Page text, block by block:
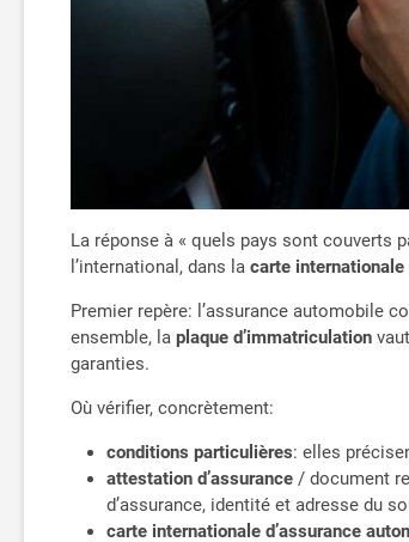
La réponse à « quels pays sont couverts
l’international, dans lacarte internationale
Premier repère: l’assurance automobile
ensemble, laplaque d’immatriculation
garanties.
Où vérifier, concrètement:
conditions particulières: elles
attestation d’assurance / document
d’assurance, identité et adresse du
carte internationale d’assurance